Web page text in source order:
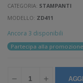
CATEGORIA: STAMPANTI
MODELLO: ZD411
Ancora 3 disponibili
Partecipa alla promozione